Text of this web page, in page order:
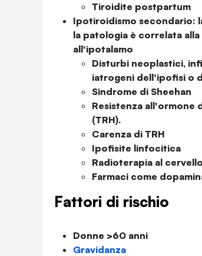
Tiroidite postpartum
Ipotiroidismo secondario:
la patologia è correlata
all'ipotalamo
Disturbi neoplastici,
iatrogeni dell'ipofisi o
Sindrome di Sheehan
Resistenza all'ormone
(TRH).
Carenza di TRH
Ipofisite linfocitica
Radioterapia al cervello
Farmaci come
Fattori di rischio
Donne >60 anni
Gravidanza